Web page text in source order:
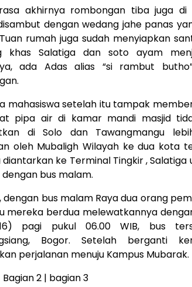
akhirnya rombongan tiba juga di
dengan wedang jahe panas
rumah juga sudah menyiapkan
khas Salatiga dan soto ayam
ada Adas alias “si rambut
mahasiswa setelah itu tampak
pipa air di kamar mandi masjid
di Solo dan Tawangmangu
oleh Mubaligh Wilayah ke dua kota
ke Terminal Tingkir ,
bus malam.
dengan bus malam Raya dua orang
mereka berdua melewatkannya
pagi pukul 06.00 WIB, bus
Bogor. Setelah berganti
perjalanan menuju Kampus Mubarak.
Bagian 2 | bagian 3